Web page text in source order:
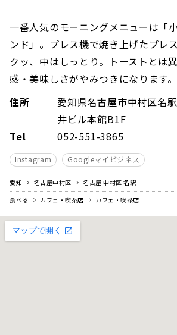
一番人気のモーニングメニューは「
ンド」。プレス機で焼き上げたプレ
クッ、中はしっとり。トーストとは
感・美味しさがやみつきになります。
住所
愛知県名古屋市中村区名
井ビル本館B1F
Tel
052-551-3865
Instagram Googleマイビジネス
愛知 名古屋中村区
名古屋 中村区 名駅
食べる
カフェ・喫茶店 カフェ・喫茶店